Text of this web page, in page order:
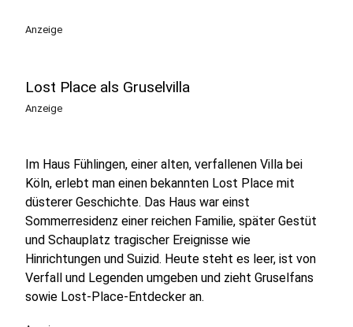
Anzeige
Lost Place als Gruselvilla
Anzeige
Im Haus Fühlingen, einer alten, verfallenen Villa bei
Köln, erlebt man einen bekannten Lost Place mit
düsterer Geschichte. Das Haus war einst
Sommerresidenz einer reichen Familie, später Gestüt
und Schauplatz tragischer Ereignisse wie
Hinrichtungen und Suizid. Heute steht es leer, ist von
Verfall und Legenden umgeben und zieht Gruselfans
sowie Lost-Place-Entdecker an.